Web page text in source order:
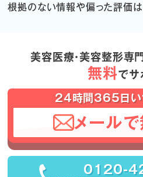
根拠のない情報や偏った評価は
美容医療・美容整形専
無料でサ
24時間365日い
メール
0120-